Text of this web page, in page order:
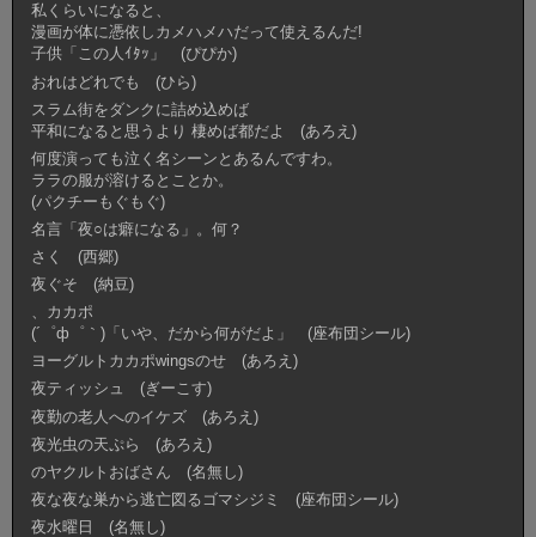
私くらいになると、
漫画が体に憑依しカメハメハだって使えるんだ!
子供「この人ｲﾀｯ」 (ぴぴか)
おれはどれでも (ひら)
スラム街をダンクに詰め込めば
平和になると思うより 棲めば都だよ (あろえ)
何度演っても泣く名シーンとあるんですわ。
ララの服が溶けるとことか。
(パクチーもぐもぐ)
名言「夜○は癖になる」。何？
さく (西郷)
夜ぐそ (納豆)
、カカポ
(´゜ф゜｀)「いや、だから何がだよ」 (座布団シール)
ヨーグルトカカポwingsのせ (あろえ)
夜ティッシュ (ぎーこす)
夜勤の老人へのイケズ (あろえ)
夜光虫の天ぷら (あろえ)
のヤクルトおばさん (名無し)
夜な夜な巣から逃亡図るゴマシジミ (座布団シール)
夜水曜日 (名無し)